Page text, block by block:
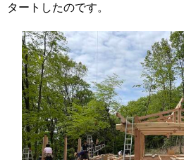
タートしたのです。